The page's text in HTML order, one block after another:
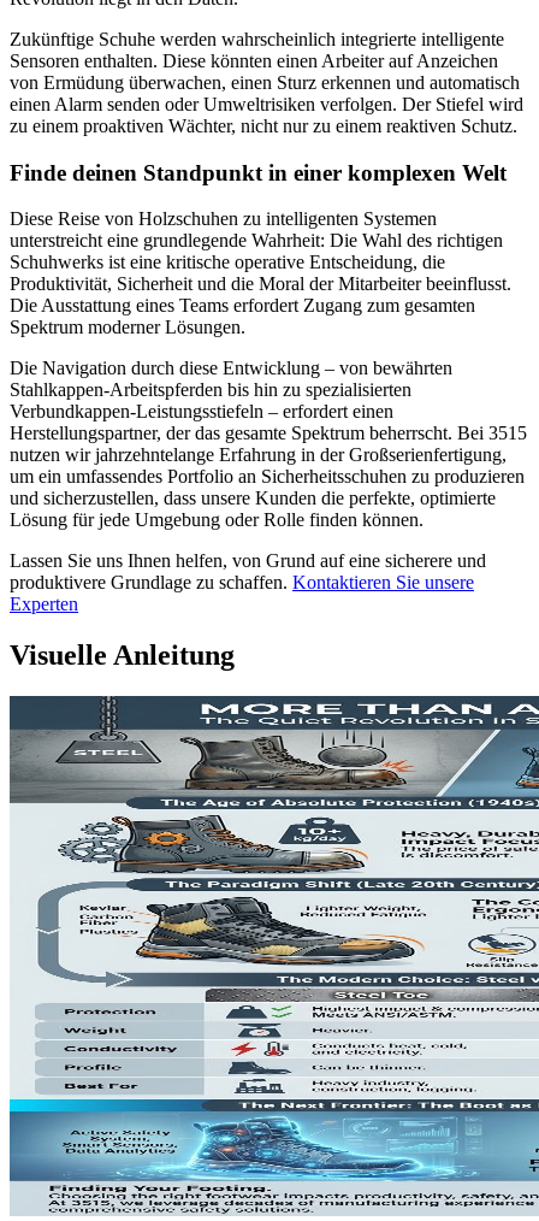
Zukünftige Schuhe werden wahrscheinlich integrierte intelligente
Sensoren enthalten. Diese könnten einen Arbeiter auf Anzeichen
von Ermüdung überwachen, einen Sturz erkennen und automatisch
einen Alarm senden oder Umweltrisiken verfolgen. Der Stiefel wird
zu einem proaktiven Wächter, nicht nur zu einem reaktiven Schutz.
Finde deinen Standpunkt in einer komplexen Welt
Diese Reise von Holzschuhen zu intelligenten Systemen
unterstreicht eine grundlegende Wahrheit: Die Wahl des richtigen
Schuhwerks ist eine kritische operative Entscheidung, die
Produktivität, Sicherheit und die Moral der Mitarbeiter beeinflusst.
Die Ausstattung eines Teams erfordert Zugang zum gesamten
Spektrum moderner Lösungen.
Die Navigation durch diese Entwicklung – von bewährten
Stahlkappen-Arbeitspferden bis hin zu spezialisierten
Verbundkappen-Leistungsstiefeln – erfordert einen
Herstellungspartner, der das gesamte Spektrum beherrscht. Bei 3515
nutzen wir jahrzehntelange Erfahrung in der Großserienfertigung,
um ein umfassendes Portfolio an Sicherheitsschuhen zu produzieren
und sicherzustellen, dass unsere Kunden die perfekte, optimierte
Lösung für jede Umgebung oder Rolle finden können.
Lassen Sie uns Ihnen helfen, von Grund auf eine sicherere und
produktivere Grundlage zu schaffen. Kontaktieren Sie unsere
Experten
Visuelle Anleitung